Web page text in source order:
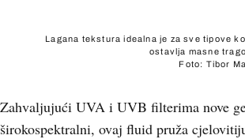
Lagana tekstura idealna je za sve tipove
ostavlja masne
Foto: Tibor
Zahvaljujući UVA i UVB filterima nove
širokospektralni, ovaj fluid pruža